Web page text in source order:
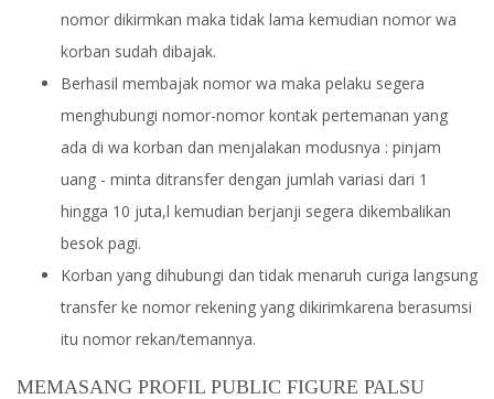
nomor dikirmkan maka tidak lama kemudian nomor wa
korban sudah dibajak.
Berhasil membajak nomor wa maka pelaku segera
menghubungi nomor-nomor kontak pertemanan yang
ada di wa korban dan menjalakan modusnya : pinjam
uang - minta ditransfer dengan jumlah variasi dari 1
hingga 10 juta,l kemudian berjanji segera dikembalikan
besok pagi.
Korban yang dihubungi dan tidak menaruh curiga langsung
transfer ke nomor rekening yang dikirimkarena berasumsi
itu nomor rekan/temannya.
MEMASANG PROFIL PUBLIC FIGURE PALSU